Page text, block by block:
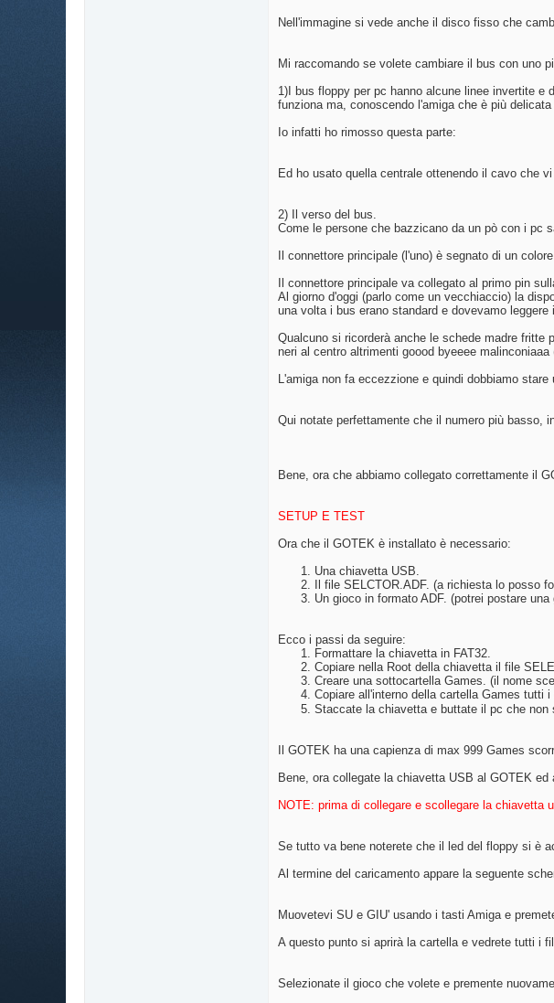
Nell'immagine si vede anche il disco fisso che
Mi raccomando se volete cambiare il bus con uno
1)I bus floppy per pc hanno alcune linee invertite
funziona ma, conoscendo l'amiga che è più
Io infatti ho rimosso questa parte:
Ed ho usato quella centrale ottenendo il cavo che
2) Il verso del bus.
Come le persone che bazzicano da un pò con i pc
Il connettore principale (l'uno) è segnato di un
Il connettore principale va collegato al primo pin
Al giorno d'oggi (parlo come un vecchiaccio) la
una volta i bus erano standard e dovevamo
Qualcuno si ricorderà anche le schede madre fritte
neri al centro altrimenti goood byeeee
L'amiga non fa eccezzione e quindi dobbiamo
Qui notate perfettamente che il numero più basso,
Bene, ora che abbiamo collegato correttamente il
SETUP E TEST
Ora che il GOTEK è installato è necessario:
Una chiavetta USB.
Il file SELCTOR.ADF. (a richiesta lo posso
Un gioco in formato ADF. (potrei postare
Ecco i passi da seguire:
Formattare la chiavetta in FAT32.
Copiare nella Root della chiavetta il file
Creare una sottocartella Games. (il nome
Copiare all'interno della cartella Games tutti
Staccate la chiavetta e buttate il pc che non
Il GOTEK ha una capienza di max 999 Games
Bene, ora collegate la chiavetta USB al GOTEK ed
NOTE: prima di collegare e scollegare la
Se tutto va bene noterete che il led del floppy si è
Al termine del caricamento appare la seguente
Muovetevi SU e GIU' usando i tasti Amiga e
A questo punto si aprirà la cartella e vedrete tutti i
Selezionate il gioco che volete e premente